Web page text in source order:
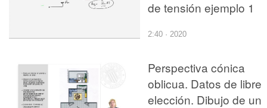
de tensión ejemplo 1
2:40 · 2020
Perspectiva cónica
oblicua. Datos de libre
elección. Dibujo de un